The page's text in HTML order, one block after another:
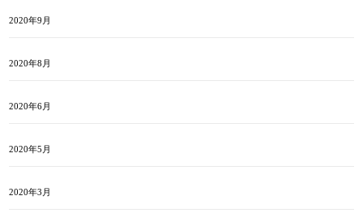
2020年9月
2020年8月
2020年6月
2020年5月
2020年3月